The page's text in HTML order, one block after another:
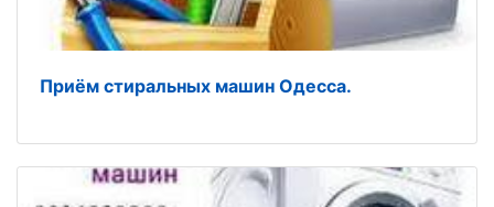
Приём стиральных машин Одесса.